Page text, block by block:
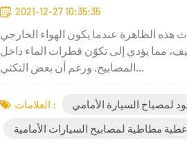
2021-12-27 10:35:35
هذه الظاهرة عندما يكون الهواء الخارجي
مما يؤدي إلى تكوّن قطرات الماء داخل
المصابيح. ورغم أن بعض التكثي...
العلامات : لمصباح السيارة الأمامي
مطاطية لمصابيح السيارات الأمامية